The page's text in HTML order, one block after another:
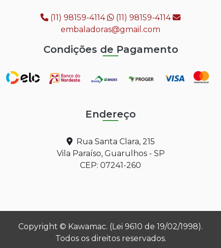
(11) 98159-4114
(11) 98159-4114
embaladoras@gmail.com
Condições de Pagamento
Endereço
Rua Santa Clara, 215
Vila Paraíso, Guarulhos - SP
CEP: 07241-260
Copyright © Kawamac. (Lei 9610 de 19/02/1998).
Todos os direitos reservados.